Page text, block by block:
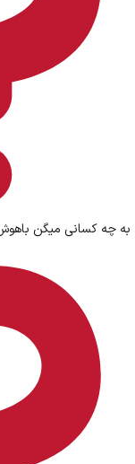
به چه کسانی میگن